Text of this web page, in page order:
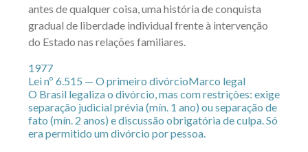
antes de qualquer coisa, uma história de conquista
gradual de liberdade individual frente à intervenção
do Estado nas relações familiares.
1977
Lei nº 6.515 — O primeiro divórcioMarco legal
O Brasil legaliza o divórcio, mas com restrições: exige
separação judicial prévia (mín. 1 ano) ou separação de
fato (mín. 2 anos) e discussão obrigatória de culpa. Só
era permitido um divórcio por pessoa.